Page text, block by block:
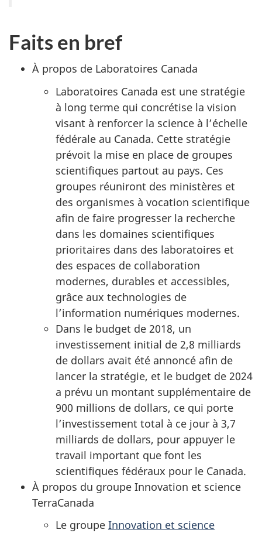
Faits en bref
À propos de Laboratoires Canada
Laboratoires Canada est une stratégie
à long terme qui concrétise la vision
visant à renforcer la science à l’échelle
fédérale au Canada. Cette stratégie
prévoit la mise en place de groupes
scientifiques partout au pays. Ces
groupes réuniront des ministères et
des organismes à vocation scientifique
afin de faire progresser la recherche
dans les domaines scientifiques
prioritaires dans des laboratoires et
des espaces de collaboration
modernes, durables et accessibles,
grâce aux technologies de
l’information numériques modernes.
Dans le budget de 2018, un
investissement initial de 2,8 milliards
de dollars avait été annoncé afin de
lancer la stratégie, et le budget de 2024
a prévu un montant supplémentaire de
900 millions de dollars, ce qui porte
l’investissement total à ce jour à 3,7
milliards de dollars, pour appuyer le
travail important que font les
scientifiques fédéraux pour le Canada.
À propos du groupe Innovation et science
TerraCanada
Le groupe Innovation et science